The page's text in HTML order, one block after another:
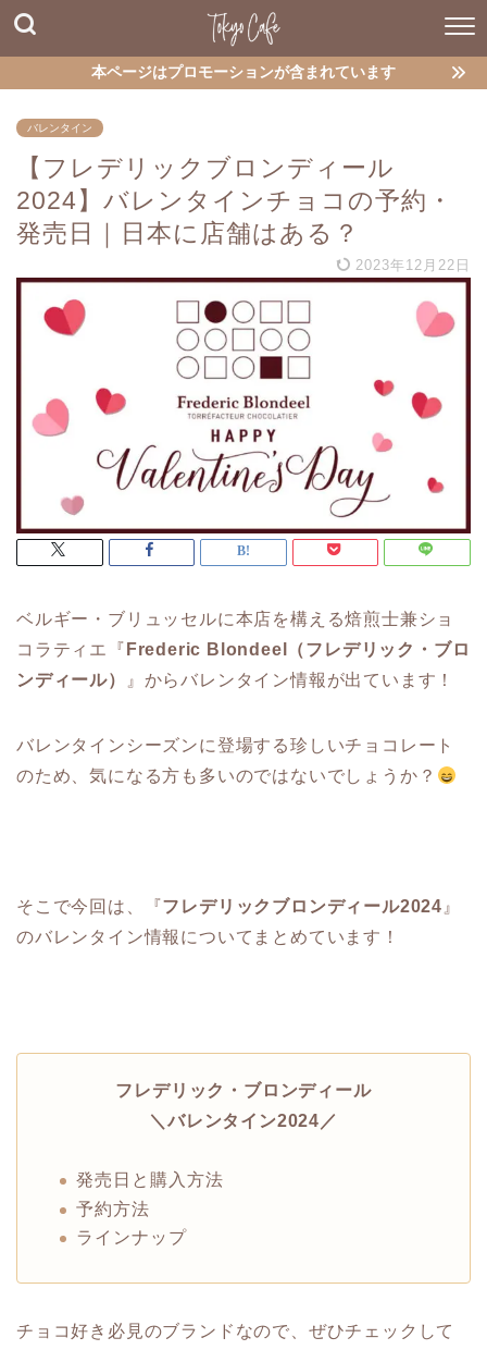
本ページはプロモーションが含まれています
バレンタイン
【フレデリックブロンディール
2024】バレンタインチョコの予約・
発売日｜日本に店舗はある？
2023年12月22日
ベルギー・ブリュッセルに本店を構える焙煎士兼ショ
コラティエ『 Frederic Blondeel（フレデリック・ブロ
ンディール）
』からバレンタイン情報が出ています！
バレンタインシーズンに登場する珍しいチョコレート
のため、気になる方も多いのではないでしょうか？
そこで今回は、『フレデリックブロンディール2024 』
のバレンタイン情報についてまとめています！
フレデリック・ブロンディール
＼バレンタイン2024／
発売日と購入方法
予約方法
ラインナップ
チョコ好き必見のブランドなので、ぜひチェックして